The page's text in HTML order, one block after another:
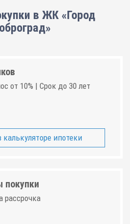
в ЖК «Город
от 10% | Срок до 30 лет
калькуляторе ипотеки
покупки
рассрочка